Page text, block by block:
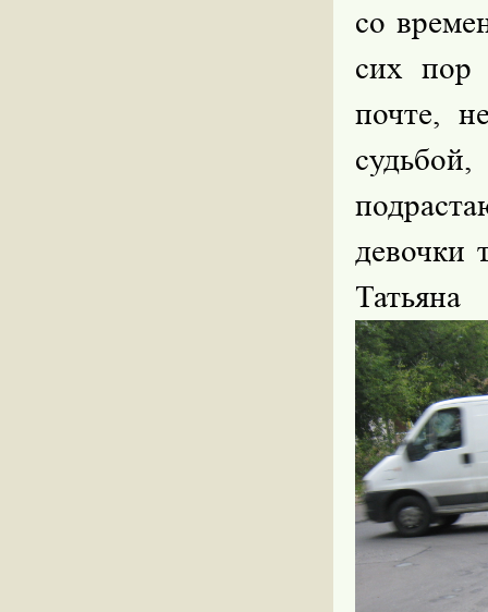
со
сих пор
почте,
девочки